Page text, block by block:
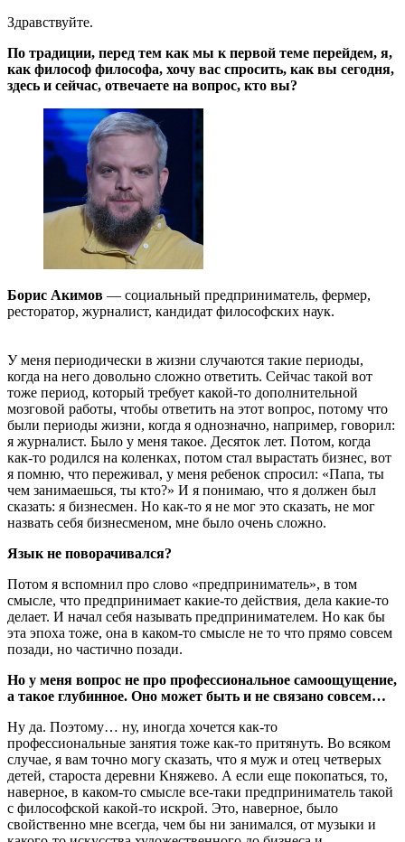
Здравствуйте.
По традиции, перед тем как мы к первой теме перейдем, я,
как философ философа, хочу вас спросить, как вы сегодня,
здесь и сейчас, отвечаете на вопрос, кто вы?
Борис Акимов — социальный предприниматель, фермер,
ресторатор, журналист, кандидат философских наук.
У меня периодически в жизни случаются такие периоды,
когда на него довольно сложно ответить. Сейчас такой вот
тоже период, который требует какой-то дополнительной
мозговой работы, чтобы ответить на этот вопрос, потому что
были периоды жизни, когда я однозначно, например, говорил:
я журналист. Было у меня такое. Десяток лет. Потом, когда
как-то родился на коленках, потом стал вырастать бизнес, вот
я помню, что переживал, у меня ребенок спросил: «Папа, ты
чем занимаешься, ты кто?» И я понимаю, что я должен был
сказать: я бизнесмен. Но как-то я не мог это сказать, не мог
назвать себя бизнесменом, мне было очень сложно.
Язык не поворачивался?
Потом я вспомнил про слово «предприниматель», в том
смысле, что предпринимает какие-то действия, дела какие-то
делает. И начал себя называть предпринимателем. Но как бы
эта эпоха тоже, она в каком-то смысле не то что прямо совсем
позади, но частично позади.
Но у меня вопрос не про профессиональное самоощущение,
а такое глубинное. Оно может быть и не связано совсем…
Ну да. Поэтому… ну, иногда хочется как-то
профессиональные занятия тоже как-то притянуть. Во всяком
случае, я вам точно могу сказать, что я муж и отец четверых
детей, староста деревни Княжево. А если еще покопаться, то,
наверное, в каком-то смысле все-таки предприниматель такой
с философской какой-то искрой. Это, наверное, было
свойственно мне всегда, чем бы ни занимался, от музыки и